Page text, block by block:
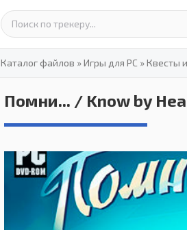
Каталог файлов »Игры для PC »Квесты
Помни... / Know by